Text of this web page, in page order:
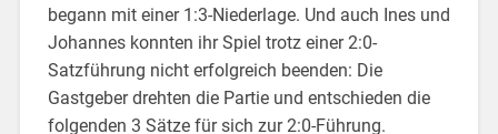
begann mit einer 1:3-Niederlage. Und auch Ines und
Johannes konnten ihr Spiel trotz einer 2:0-
Satzführung nicht erfolgreich beenden: Die
Gastgeber drehten die Partie und entschieden die
folgenden 3 Sätze für sich zur 2:0-Führung.